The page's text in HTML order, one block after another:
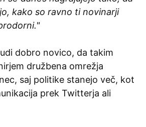
kako so ravno ti novinarji
dobro novico, da takim
družbena omrežja
saj politike stanejo več, kot
prek Twitterja ali